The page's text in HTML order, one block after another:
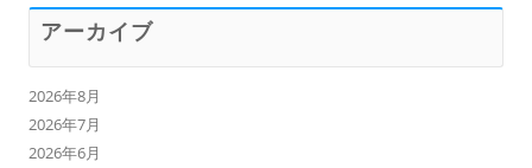
アーカイブ
2026年8月
2026年7月
2026年6月